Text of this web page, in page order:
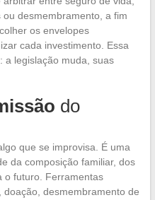
desmembramento, a fim
os envelopes
cada investimento. Essa
a legislação muda, suas
do
que se improvisa. É uma
da composição familiar, dos
o futuro. Ferramentas
desmembramento de